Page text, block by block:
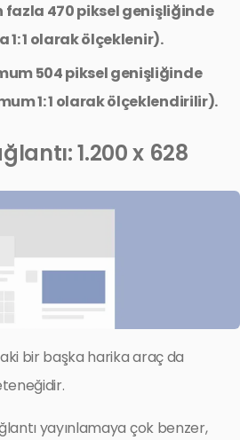
fazla 470 piksel genişliğinde
1: 1 olarak ölçeklenir).
504 piksel genişliğinde
1: 1 olarak ölçeklendirilir).
1.200 x 628
bir başka harika araç da
yayınlamaya çok benzer,